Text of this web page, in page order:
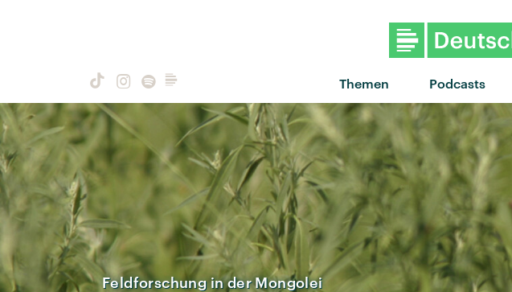
Themen Podcasts
Feldforschung in der Mongolei